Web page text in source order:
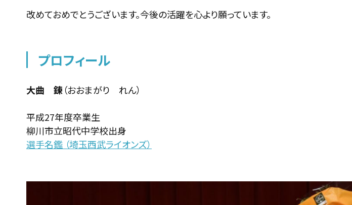
改めておめでとうございます。今後の活躍を心より願っています。
プロフィール
大曲 錬（おおまがり れん）
平成27年度卒業生
柳川市立昭代中学校出身
選手名鑑 （埼玉西武ライオンズ）